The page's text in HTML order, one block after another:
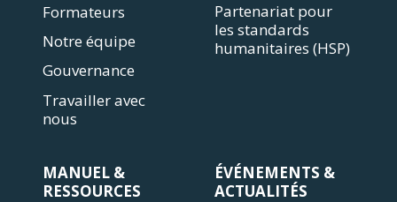
Formateurs
Notre équipe
Gouvernance
Travailler avec
nous
Partenariat pour
les standards
humanitaires (HSP)
MANUEL &
RESSOURCES
ÉVÉNEMENTS &
ACTUALITÉS